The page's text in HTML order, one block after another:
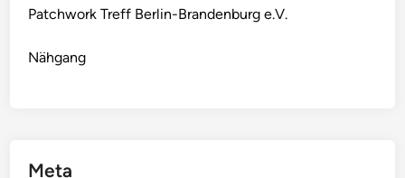
Patchwork Treff Berlin-Brandenburg e.V.
Nähgang
Meta